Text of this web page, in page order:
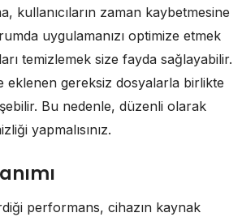
kullanıcıların zaman kaybetmesine
uygulamanızı optimize etmek
temizlemek size fayda sağlayabilir.
eklenen gereksiz dosyalarla birlikte
Bu nedenle, düzenli olarak
yapmalısınız.
performans, cihazın kaynak